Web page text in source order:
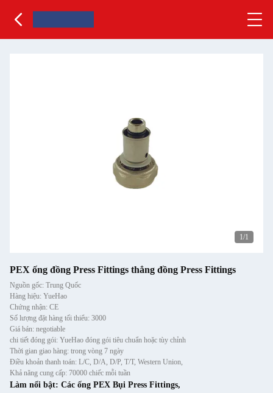
1/1
PEX ống đồng Press Fittings thẳng đồng Press Fittings
Nguồn gốc: Trung Quốc
Hàng hiệu: YueHao
Chứng nhận: CE
Số lượng đặt hàng tối thiểu: 3000
Giá bán: negotiable
chi tiết đóng gói: YueHao đóng gói tiêu chuẩn hoặc tùy chỉnh
Thời gian giao hàng: trong vòng 7 ngày
Điều khoản thanh toán: L/C, D/A, D/P, T/T, Western Union,
Khả năng cung cấp: 70000 chiếc mỗi tuần
Làm nổi bật: Các ống PEX Bụi Press Fittings,